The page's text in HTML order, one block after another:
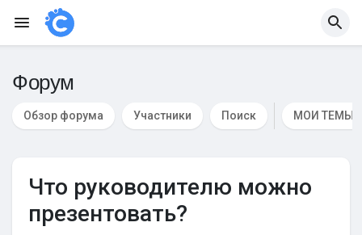
Форум
Обзор форума Участники Поиск МОИ ТЕМЫ
Что руководителю можно
презентовать?